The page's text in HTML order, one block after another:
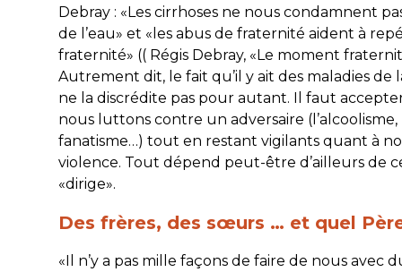
Debray : «Les cirrhoses ne nous condamnent
de l’eau» et «les abus de fraternité aident à
fraternité» (( Régis Debray, «Le moment
Autrement dit, le fait qu’il y ait des maladies de
ne la discrédite pas pour autant. Il faut
nous luttons contre un adversaire (l’alcoolisme,
fanatisme…) tout en restant vigilants quant à
violence. Tout dépend peut-être d’ailleurs de
«dirige».
Des frères, des sœurs … et quel
«Il n’y a pas mille façons de faire de nous avec